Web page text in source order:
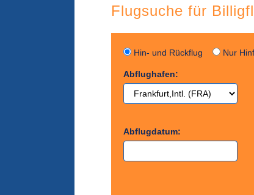
Flugsuche für
Hin- und Rückflug Nur
Abflughafen:
Abflugdatum: